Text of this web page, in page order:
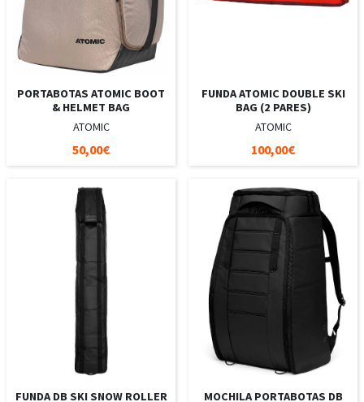
PORTABOTAS ATOMIC BOOT
& HELMET BAG
ATOMIC
50,00€
FUNDA ATOMIC DOUBLE SKI
BAG (2 PARES)
ATOMIC
100,00€
FUNDA DB SKI SNOW ROLLER
MOCHILA PORTABOTAS DB